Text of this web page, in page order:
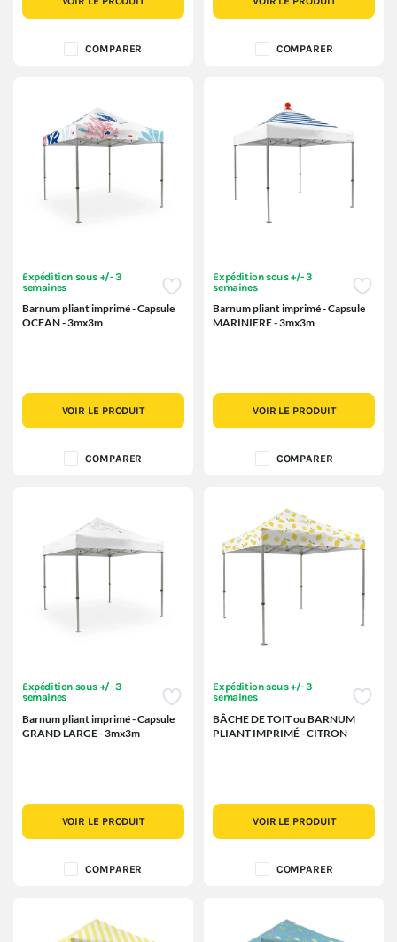
COMPARER COMPARER
Expédition sous +/- 3
semaines
Barnum pliant imprimé - Capsule
OCEAN - 3mx3m
VOIR LE PRODUIT
COMPARER
Expédition sous +/- 3
semaines
Barnum pliant imprimé - Capsule
MARINIERE - 3mx3m
VOIR LE PRODUIT
COMPARER
Expédition sous +/- 3
semaines
Barnum pliant imprimé - Capsule
GRAND LARGE - 3mx3m
VOIR LE PRODUIT
COMPARER
Expédition sous +/- 3
semaines
BÂCHE DE TOIT ou BARNUM
PLIANT IMPRIMÉ - CITRON
VOIR LE PRODUIT
COMPARER